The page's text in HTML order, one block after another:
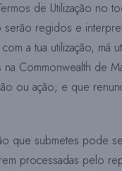
de Utilização no
serão regidos e
a tua utilização, má
Commonwealth de
ou ação; e que
que submetes
processadas pelo